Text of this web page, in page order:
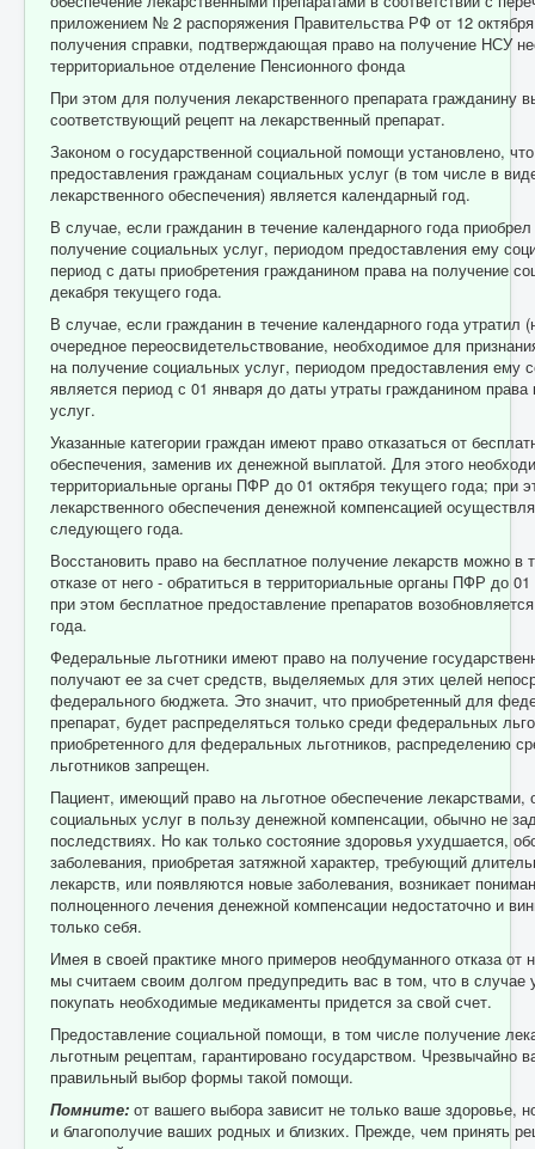
приложением № 2 распоряжения Правительства РФ от 12
получения справки, подтверждающая право на получение НСУ
территориальное отделение Пенсионного фонда
При этом для получения лекарственного препарата гражданину
соответствующий рецепт на лекарственный препарат.
Законом о государственной социальной помощи установлено,
предоставления гражданам социальных услуг (в том числе в
лекарственного обеспечения) является календарный год.
В случае, если гражданин в течение календарного года
получение социальных услуг, периодом предоставления ему
период с даты приобретения гражданином права на получение
декабря текущего года.
В случае, если гражданин в течение календарного года утратил
очередное переосвидетельствование, необходимое для
на получение социальных услуг, периодом предоставления ему
является период с 01 января до даты утраты гражданином
услуг.
Указанные категории граждан имеют право отказаться от
обеспечения, заменив их денежной выплатой. Для этого
территориальные органы ПФР до 01 октября текущего года; при
лекарственного обеспечения денежной компенсацией
следующего года.
Восстановить право на бесплатное получение лекарств можно в
отказе от него - обратиться в территориальные органы ПФР до
при этом бесплатное предоставление препаратов
года.
Федеральные льготники имеют право на получение
получают ее за счет средств, выделяемых для этих целей
федерального бюджета. Это значит, что приобретенный для
препарат, будет распределяться только среди федеральных
приобретенного для федеральных льготников, распределению
льготников запрещен.
Пациент, имеющий право на льготное обеспечение лекарствами,
социальных услуг в пользу денежной компенсации, обычно не
последствиях. Но как только состояние здоровья ухудшается,
заболевания, приобретая затяжной характер, требующий
лекарств, или появляются новые заболевания, возникает
полноценного лечения денежной компенсации недостаточно и
только себя.
Имея в своей практике много примеров необдуманного отказа от
мы считаем своим долгом предупредить вас в том, что в случае
покупать необходимые медикаменты придется за свой счет.
Предоставление социальной помощи, в том числе получение
льготным рецептам, гарантировано государством. Чрезвычайно
правильный выбор формы такой помощи.
Помните: от вашего выбора зависит не только ваше здоровье,
и благополучие ваших родных и близких. Прежде, чем принять